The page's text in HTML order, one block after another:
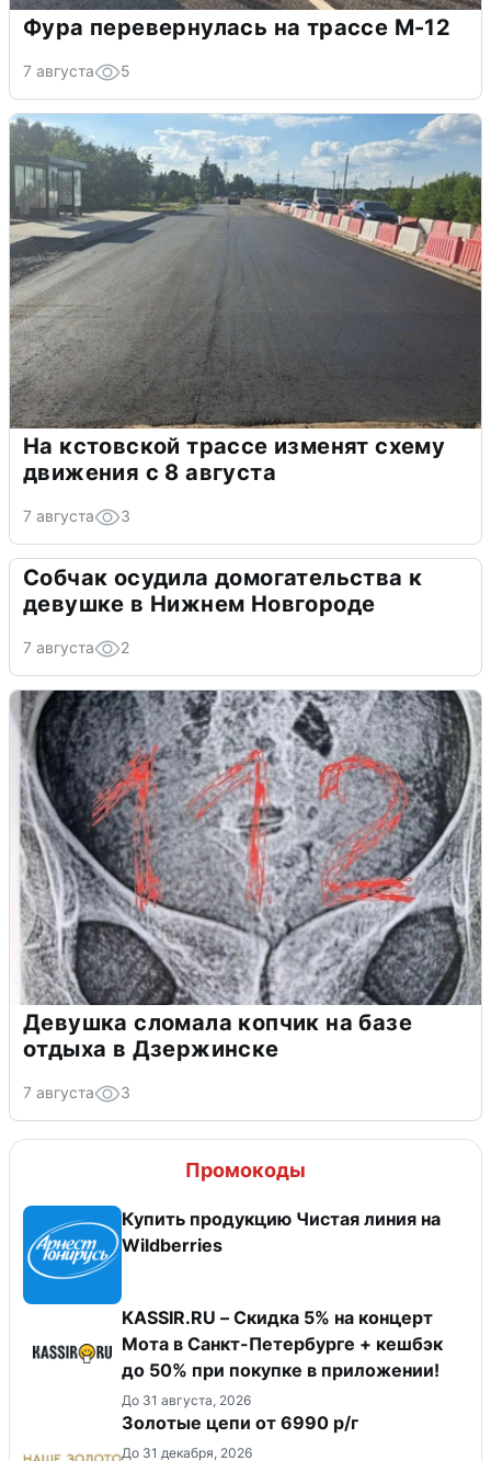
Фура перевернулась на трассе М-12
7 августа 5
На кстовской трассе изменят схему
движения с 8 августа
7 августа 3
Собчак осудила домогательства к
девушке в Нижнем Новгороде
7 августа 2
Девушка сломала копчик на базе
отдыха в Дзержинске
7 августа 3
Промокоды
Купить продукцию Чистая линия на
Wildberries
KASSIR.RU – Скидка 5% на концерт
Мота в Санкт-Петербурге + кешбэк
до 50% при покупке в приложении!
До 31 августа, 2026
Золотые цепи от 6990 р/г
До 31 декабря, 2026